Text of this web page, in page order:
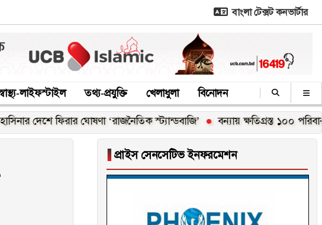
বাংলা টেক্সট কনভার্টার
লাইফস্টাইল তথ্য-প্রযুক্তি খেলাধুলা বিনোদন
ফিরার ঘোষণা ‘রাজনৈতিক স্ট্যান্ডবাজি’ বন্যায় ক্ষতিগ্রস্ত ১০০ পরিবারকে নতুন
▐ প্রাইস সেনসেটিভ ইনফরমেশন